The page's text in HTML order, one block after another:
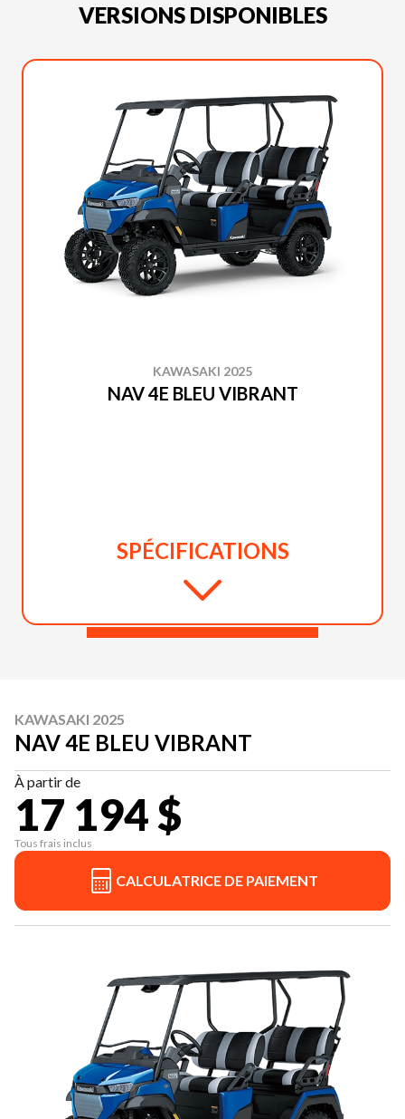
VERSIONS DISPONIBLES
KAWASAKI 2025
NAV 4E BLEU VIBRANT
SPÉCIFICATIONS
KAWASAKI 2025
NAV 4E BLEU VIBRANT
À partir de
17 194 $
Tous frais inclus
CALCULATRICE DE PAIEMENT